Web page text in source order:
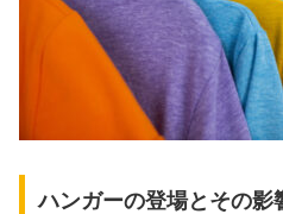
ハンガーの登場とその影